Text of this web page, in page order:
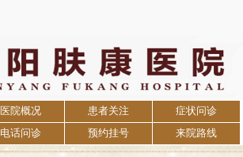
医院概况 患者关注 症状问诊
电话问诊 预约挂号 来院路线